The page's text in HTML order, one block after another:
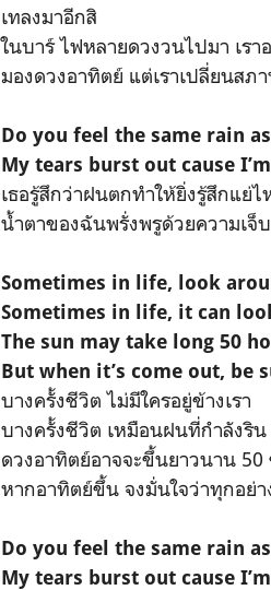
เทลงมาอีกสิ
ในบาร์ ไฟหลายดวงวนไปมา เร
มองดวงอาทิตย์ แต่เราเปลี่ยนสภ
Do you feel the same rain
My tears burst out cause
เธอรู้สึกว่าฝนตกทำให้ยิ่งรู้สึกแย่ไ
น้ำตาของฉันพรั่งพรูด้วยความเ
Sometimes in life, look
Sometimes in life, it can
The sun may take long 50
But when it’s come out, be
บางครั้งชีวิต ไม่มีใครอยู่ข้างเรา
บางครั้งชีวิต เหมือนฝนที่กำลังริน
ดวงอาทิตย์อาจจะขึ้นยาวนาน
หากอาทิตย์ขึ้น จงมั่นใจว่าทุกอย่
Do you feel the same rain
My tears burst out cause